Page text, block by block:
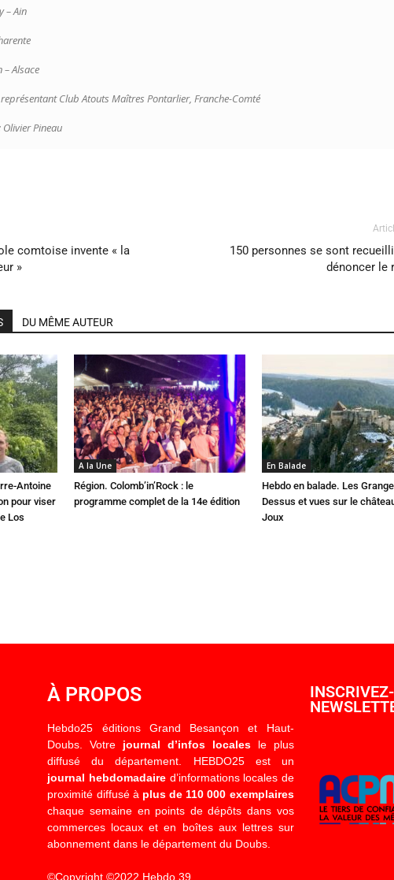
– Ain
– Alsace
représentant Club Atouts Maîtres Pontarlier, Franche-Comté
Pineau
comtoise invente « la
»
150 personnes se sont
dénoncer le
DU MÊME AUTEUR
Antoine
pour viser
Los
A la Une
Région. Colomb’in’Rock : le
programme complet de la 14e édition
En Balade
Hebdo en balade. Les
Dessus et vues sur le
Joux
À PROPOS
Hebdo25 éditions Grand Besançon et Haut-
Doubs. Votre journal d’infos localesle plus
diffusé du département. HEBDO25 est un
journal hebdomadaired’informations locales de
proximité diffusé à plus de 110 000 exemplaires
chaque semaine en points de dépôts dans vos
commerces locaux et en boîtes aux lettres sur
abonnement dans le département du Doubs.
©Copyright ©2022 Hebdo 39